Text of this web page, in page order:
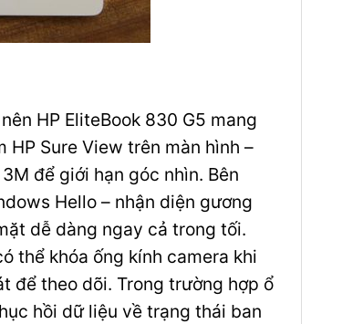
HP EliteBook 830 G5 mang
Sure View trên màn hình –
để giới hạn góc nhìn. Bên
Hello – nhận diện gương
dễ dàng ngay cả trong tối.
thể khóa ống kính camera khi
để theo dõi. Trong trường hợp ổ
hồi dữ liệu về trạng thái ban